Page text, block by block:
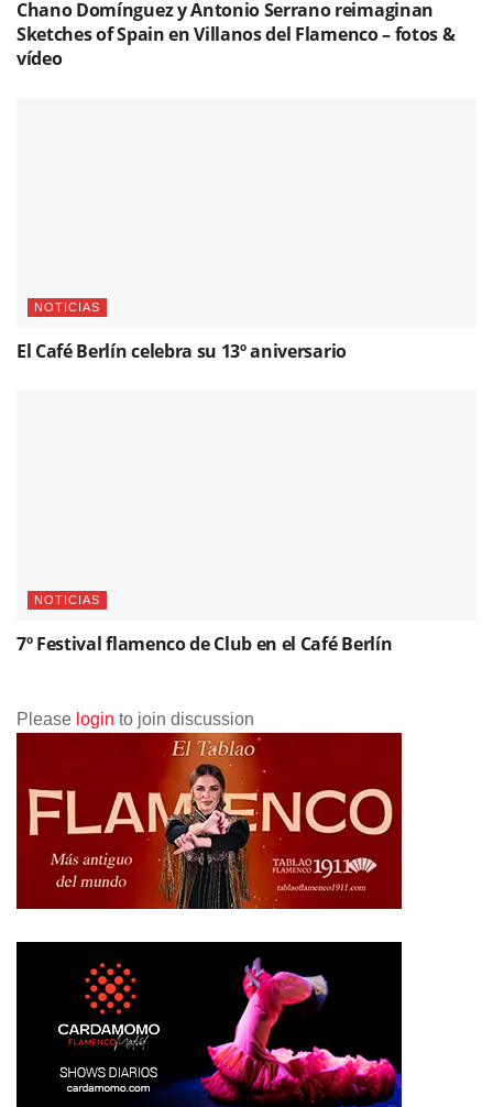
Chano Domínguez y Antonio Serrano reimaginan
Sketches of Spain en Villanos del Flamenco – fotos &
vídeo
NOTICIAS
El Café Berlín celebra su 13º aniversario
NOTICIAS
7º Festival flamenco de Club en el Café Berlín
Please login to join discussion